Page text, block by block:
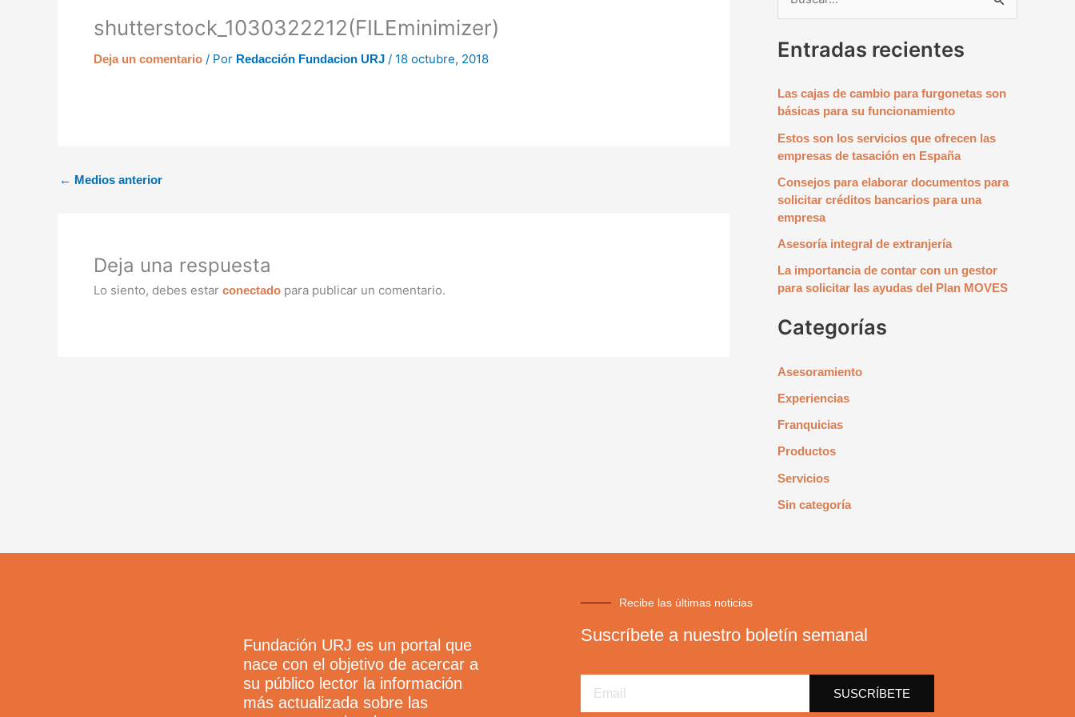
shutterstock_1030322212(FILEminimizer)
Deja un comentario / Por Redacción Fundacion URJ / 18 octubre, 2018
← Medios anterior
Deja una respuesta
Lo siento, debes estar conectado para publicar un comentario.
s
a
p
r
:
Entradas recientes
Las cajas de cambio para furgonetas son
básicas para su funcionamiento
Estos son los servicios que ofrecen las
empresas de tasación en España
Consejos para elaborar documentos para
solicitar créditos bancarios para una
empresa
Asesoría integral de extranjería
La importancia de contar con un gestor
para solicitar las ayudas del Plan MOVES
Categorías
Asesoramiento
Experiencias
Franquicias
Productos
Servicios
Sin categoría
Fundación URJ es un portal que
nace con el objetivo de acercar a
su público lector la información
más actualizada sobre las
Recibe las últimas noticias
Suscríbete a nuestro boletín semanal
Address
SUSCRÍBETE